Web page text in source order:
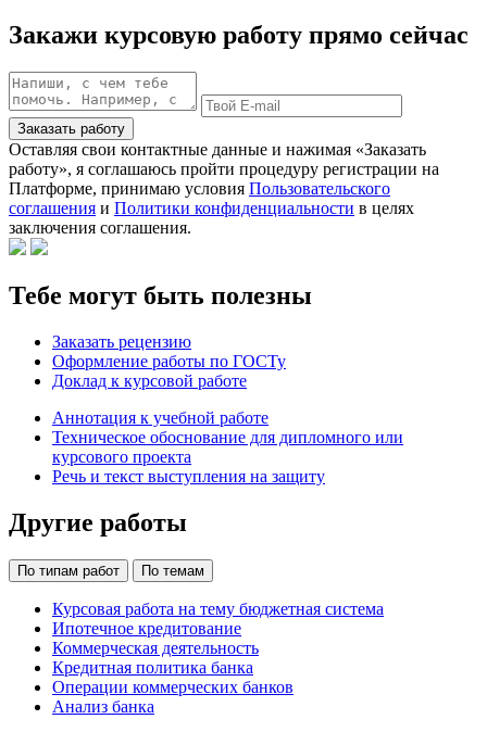
Закажи курсовую работу прямо сейчас
Заказать работу
Оставляя свои контактные данные и нажимая «Заказать
работу», я соглашаюсь пройти процедуру регистрации на
Платформе, принимаю условия Пользовательского
соглашения и Политики конфиденциальности в целях
заключения соглашения.
Тебе могут быть полезны
Заказать рецензию
Оформление работы по ГОСТу
Доклад к курсовой работе
Аннотация к учебной работе
Техническое обоснование для дипломного или
курсового проекта
Речь и текст выступления на защиту
Другие работы
По типам работ По темам
Курсовая работа на тему бюджетная система
Ипотечное кредитование
Коммерческая деятельность
Кредитная политика банка
Операции коммерческих банков
Анализ банка